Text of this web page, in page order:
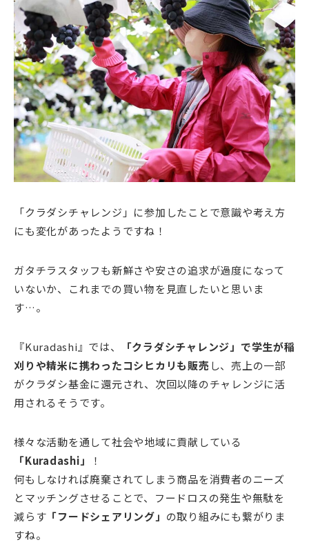
「クラダシチャレンジ」に参加したことで意識や考え方
にも変化があったようですね！
ガタチラスタッフも新鮮さや安さの追求が過度になって
いないか、これまでの買い物を見直したいと思いま
す…。
『Kuradashi』では、
「クラダシチャレンジ」で学生が稲
刈りや精米に携わったコシヒカリも販売 し、売上の一部
がクラダシ基金に還元され、次回以降のチャレンジに活
用されるそうです。
様々な活動を通して社会や地域に貢献している
「Kuradashi」
！
何もしなければ廃棄されてしまう商品を消費者のニーズ
とマッチングさせることで、フードロスの発生や無駄を
減らす 「フードシェアリング」 の取り組みにも繋がりま
すね。